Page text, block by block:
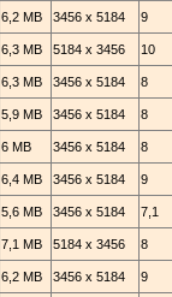
6,2 MB 3456 x 5184 9
6,3 MB 5184 x 3456 10
6,3 MB 3456 x 5184 8
5,9 MB 3456 x 5184 8
6 MB 3456 x 5184 8
6,4 MB 3456 x 5184 9
5,6 MB 3456 x 5184 7,1
7,1 MB 5184 x 3456 8
6,2 MB 3456 x 5184 9